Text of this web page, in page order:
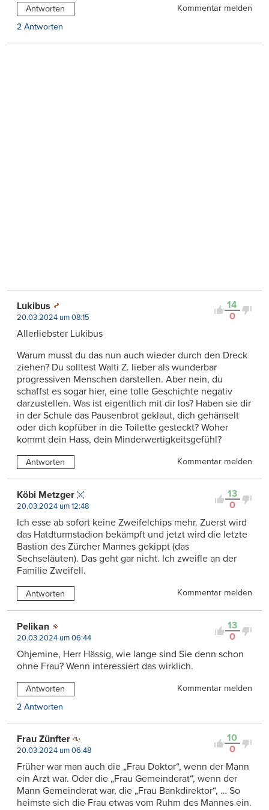
Antworten
Kommentar melden
2 Antworten
14
0
Lukibus
20.03.2024 um 08:15
Allerliebster Lukibus
Warum musst du das nun auch wieder durch den Dreck
ziehen? Du solltest Walti Z. lieber als wunderbar
progressiven Menschen darstellen. Aber nein, du
schaffst es sogar hier, eine tolle Geschichte negativ
darzustellen. Was ist eigentlich mit dir los? Haben sie dir
in der Schule das Pausenbrot geklaut, dich gehänselt
oder dich kopfüber in die Toilette gesteckt? Woher
kommt dein Hass, dein Minderwertigkeitsgefühl?
Antworten Kommentar melden
13
0
Köbi Metzger
20.03.2024 um 12:48
Ich esse ab sofort keine Zweifelchips mehr. Zuerst wird
das Hatdturmstadion bekämpft und jetzt wird die letzte
Bastion des Zürcher Mannes gekippt (das
Sechseläuten). Das geht gar nicht. Ich zweifle an der
Familie Zweifell.
Antworten Kommentar melden
13
0
Pelikan
20.03.2024 um 06:44
Ohjemine, Herr Hässig, wie lange sind Sie denn schon
ohne Frau? Wenn interessiert das wirklich.
Antworten
Kommentar melden
2 Antworten
10
0
Frau Zünfter
20.03.2024 um 06:48
Früher war man auch die „Frau Doktor“, wenn der Mann
ein Arzt war. Oder die „Frau Gemeinderat“, wenn der
Mann Gemeinderat war, die „Frau Bankdirektor“, … So
heimste sich die Frau etwas vom Ruhm des Mannes ein.